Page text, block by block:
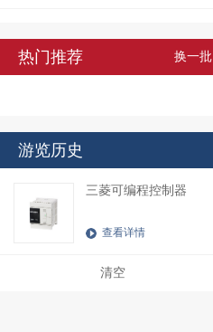
热门推荐 换一批
游览历史
三菱可编程控制器
查看详情
清空